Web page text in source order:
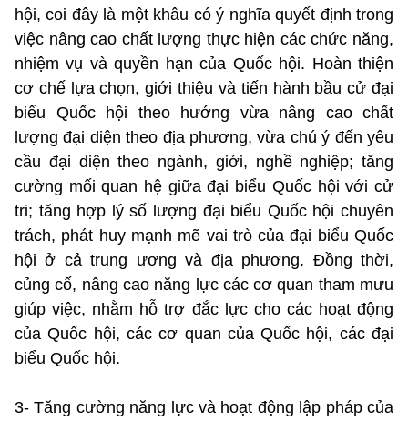
hội, coi đây là một khâu có ý nghĩa quyết định trong
việc nâng cao chất lượng thực hiện các chức năng,
nhiệm vụ và quyền hạn của Quốc hội. Hoàn thiện
cơ chế lựa chọn, giới thiệu và tiến hành bầu cử đại
biểu Quốc hội theo hướng vừa nâng cao chất
lượng đại diện theo địa phương, vừa chú ý đến yêu
cầu đại diện theo ngành, giới, nghề nghiệp; tăng
cường mối quan hệ giữa đại biểu Quốc hội với cử
tri; tăng hợp lý số lượng đại biểu Quốc hội chuyên
trách, phát huy mạnh mẽ vai trò của đại biểu Quốc
hội ở cả trung ương và địa phương. Đồng thời,
củng cố, nâng cao năng lực các cơ quan tham mưu
giúp việc, nhằm hỗ trợ đắc lực cho các hoạt động
của Quốc hội, các cơ quan của Quốc hội, các đại
biểu Quốc hội.
3- Tăng cường năng lực và hoạt động lập pháp của